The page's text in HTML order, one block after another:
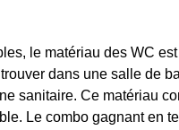
le matériau des WC
dans une salle de
sanitaire. Ce matériau
Le combo gagnant en